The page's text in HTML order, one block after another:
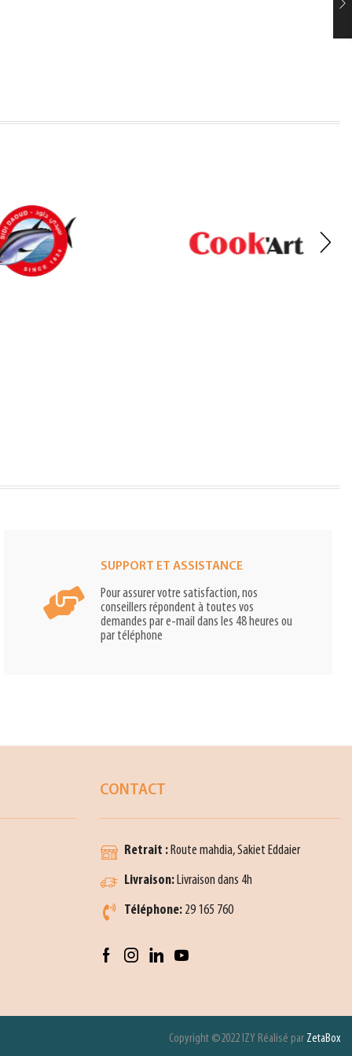
SUPPORT ET ASSISTANCE
Pour assurer votre satisfaction, nos
conseillers répondent à toutes vos
demandes par e-mail dans les 48 heures ou
par téléphone
CONTACT
Retrait : Route mahdia, Sakiet Eddaier
Livraison: Livraison dans 4h
Téléphone: 29 165 760
Copyright ©2022 IZY Réalisé par ZetaBox